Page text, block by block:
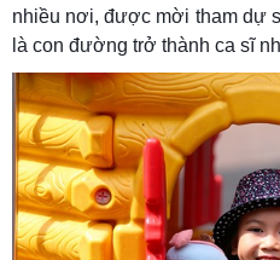
nhiều nơi, được mời tham dự
là con đường trở thành ca sĩ